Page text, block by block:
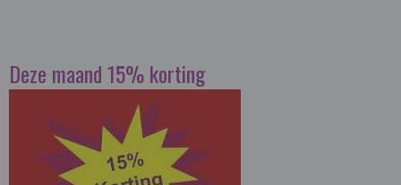
Deze maand 15% korting